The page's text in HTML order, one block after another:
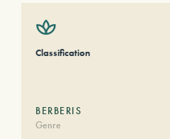
Classification
BERBERIS
Genre